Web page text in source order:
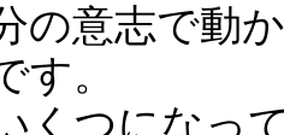
の意志で動
す。
くつになっ